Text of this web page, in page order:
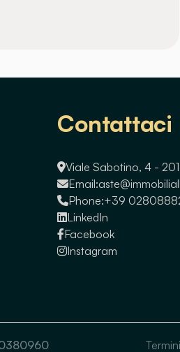
Contattaci
Viale Sabotino, 4 -
Email:
Phone:+39
LinkedIn
Facebook
Instagram